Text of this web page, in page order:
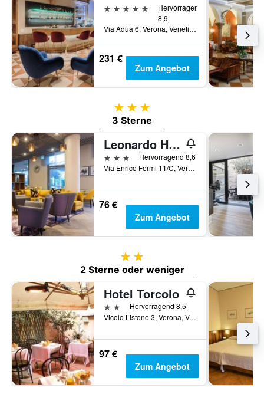
5 Sterne
Hervorragend
8,9
Via Adua 6, Verona, Venetien, Italien
231 €
Zum Angebot
3 Sterne
3 Sterne
Leonardo Hotel Verona
3 Sterne
Hervorragend 8,6
Via Enrico Fermi 11/C, Verona, Venetien, Italien
76 €
Zum Angebot
2 Sterne
2 Sterne oder weniger
Hotel Torcolo
2 SterneHervorragend 8,5
Vicolo Listone 3, Verona, Venetien, Italien
97 €
Zum Angebot